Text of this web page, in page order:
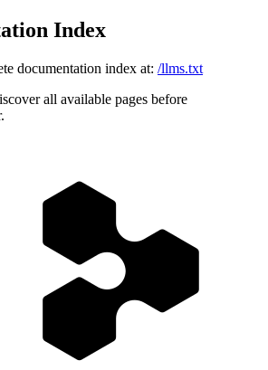
Index
documentation index at: /llms.txt
all available pages before